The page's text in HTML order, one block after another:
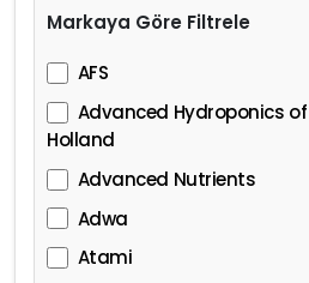
Markaya Göre Filtrele
AFS
Advanced Hydroponics of
Holland
Advanced Nutrients
Adwa
Atami